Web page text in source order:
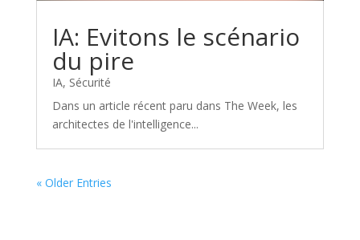
IA: Evitons le scénario
du pire
IA, Sécurité
Dans un article récent paru dans The Week, les
architectes de l'intelligence...
« Older Entries